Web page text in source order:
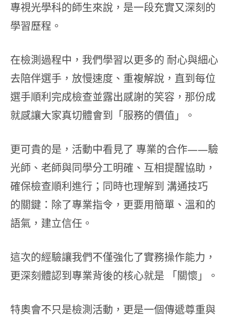
專視光學科的師生來說，是一段充實又深刻的
學習歷程。
在檢測過程中，我們學習以更多的 耐心與細心
去陪伴選手，放慢速度、重複解說，直到每位
選手順利完成檢查並露出感謝的笑容，那份成
就感讓大家真切體會到「服務的價值」。
更可貴的是，活動中看見了 專業的合作——驗
光師、老師與同學分工明確、互相提醒協助，
確保檢查順利進行；同時也理解到 溝通技巧
的關鍵：除了專業指令，更要用簡單、溫和的
語氣，建立信任。
這次的經驗讓我們不僅強化了實務操作能力，
更深刻體認到專業背後的核心就是 「關懷」。
特奧會不只是檢測活動，更是一個傳遞尊重與